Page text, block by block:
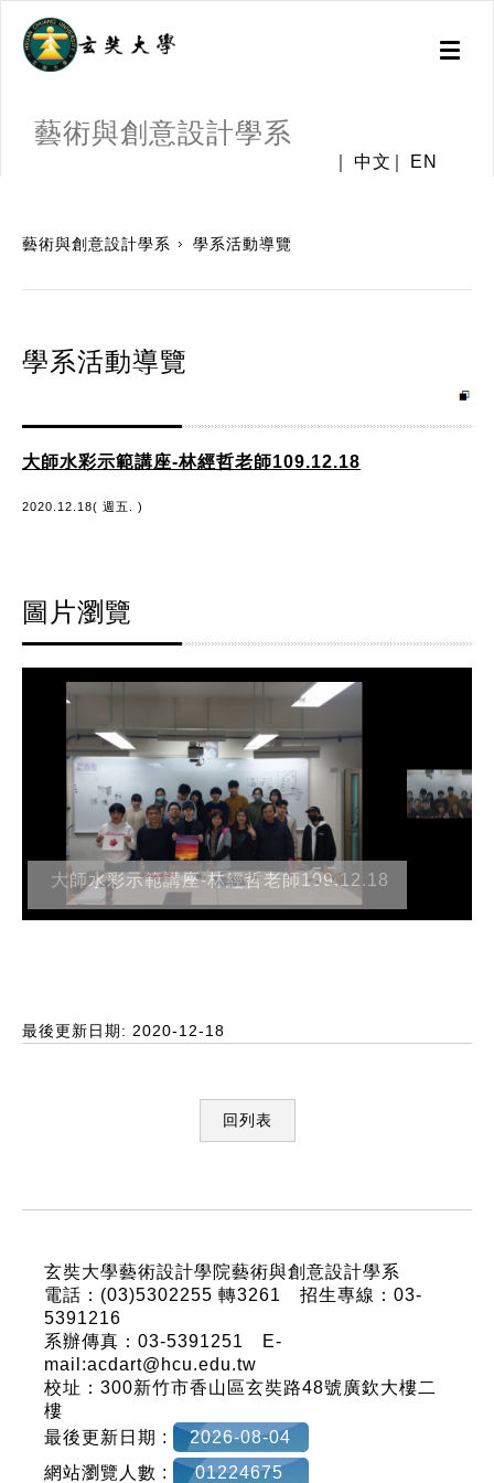
Toggle
藝術與創意設計學系
中文 EN
藝術與創意設計學系 學系活動導覽
學系活動導覽
大師水彩示範講座-林經哲老師109.12.18
2020.12.18( 週五. )
圖片瀏覽
大師水彩示範講座-林經哲老師109.12.18
最後更新日期: 2020-12-18
回列表
玄奘大學藝術設計學院藝術與創意設計學系
電話：(03)5302255 轉3261 招生專線：03-
5391216
系辦傳真：03-5391251 E-
mail:acdart@hcu.edu.tw
校址：300新竹市香山區玄奘路48號廣欽大樓二
樓
最後更新日期 :
2026-08-04
網站瀏覽人數 :
01224675